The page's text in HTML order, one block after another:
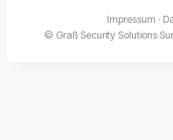
Impressum ·
© Graß Security Solutions